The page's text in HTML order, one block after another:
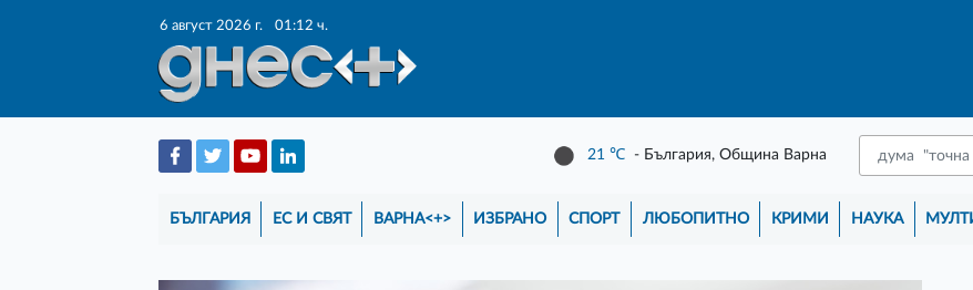
6 август 2026 г. 01:12 ч.
21 ℃ - България, Община Варна
БЪЛГАРИЯ ЕС И СВЯТ ВАРНА<+> ИЗБРАНО СПОРТ ЛЮБОПИТНО КРИМИ НАУКА